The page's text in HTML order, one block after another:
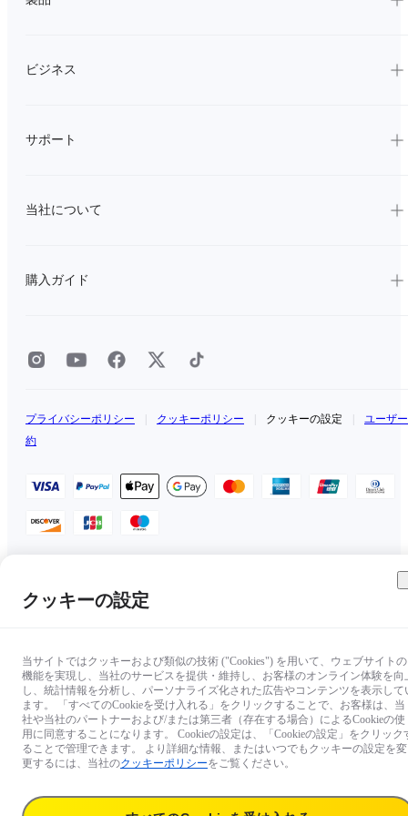
ビジネス
サポート
当社について
購入ガイド
プライバシーポリシー クッキーポリシー クッキーの設定
ユーザ
約
Copyright © 2025 Insta360 All rights reserved.
クッキーの設定
当サイトではクッキーおよび類似の技術 ("Cookies") を用いて、ウェブサイトの
機能を実現し、当社のサービスを提供・維持し、お客様のオンライン体験を向
し、統計情報を分析し、パーソナライズ化された広告やコンテンツを表示して
ます。 「すべてのCookieを受け入れる」をクリックすることで、お客様は、当
社や当社のパートナーおよび/または第三者（存在する場合）によるCookieの使
用に同意することになります。 Cookieの設定は、「Cookieの設定」をクリック
ることで管理できます。 より詳細な情報、またはいつでもクッキーの設定を変
更するには、当社のクッキーポリシーをご覧ください。